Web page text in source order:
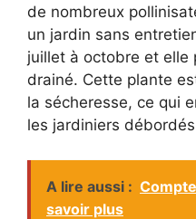
de nombreux
un jardin sans
juillet à octobre et elle
drainé. Cette plante
la sécheresse, ce qui
les jardiniers
A lire aussi :
savoir plus